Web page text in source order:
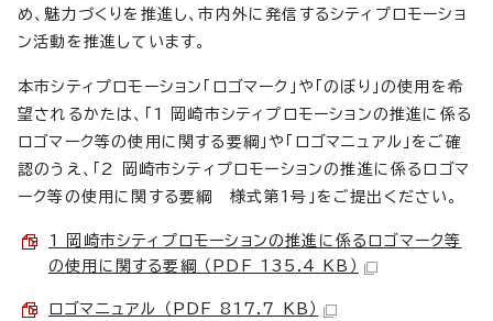
め、魅力づくりを推進し、市内外に発信するシティプロモーショ
ン活動を推進しています。
本市シティプロモーション「ロゴマーク」や「のぼり」の使用を希
望されるかたは、「1 岡崎市シティプロモーションの推進に係る
ロゴマーク等の使用に関する要綱」や「ロゴマニュアル」をご確
認のうえ、「2 岡崎市シティプロモーションの推進に係るロゴマ
ーク等の使用に関する要綱 様式第1号」をご提出ください。
1 岡崎市シティプロモーションの推進に係るロゴマーク等
の使用に関する要綱 （PDF 135.4 KB）
ロゴマニュアル （PDF 817.7 KB）